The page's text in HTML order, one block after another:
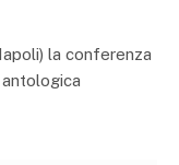
la conferenza